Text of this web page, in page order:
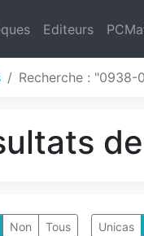
Editeurs
Recherche : "0938-
Non Tous Unicas